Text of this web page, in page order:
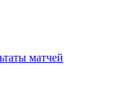
матчей